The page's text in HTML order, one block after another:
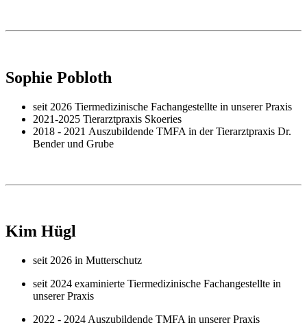
Sophie Pobloth
seit 2026 Tiermedizinische Fachangestellte in unserer Praxis
2021-2025 Tierarztpraxis Skoeries
2018 - 2021 Auszubildende TMFA in der Tierarztpraxis Dr.
Bender und Grube
Kim Hügl
seit 2026 in Mutterschutz
seit 2024 examinierte Tiermedizinische Fachangestellte in
unserer Praxis
2022 - 2024 Auszubildende TMFA in unserer Praxis